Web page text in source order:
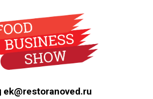
ek@restoranoved.ru